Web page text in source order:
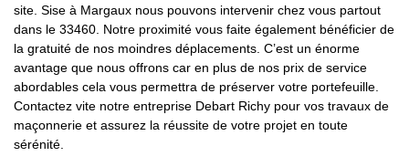
site. Sise à Margaux nous pouvons intervenir chez vous partout
dans le 33460. Notre proximité vous faite également bénéficier de
la gratuité de nos moindres déplacements. C’est un énorme
avantage que nous offrons car en plus de nos prix de service
abordables cela vous permettra de préserver votre portefeuille.
Contactez vite notre entreprise Debart Richy pour vos travaux de
maçonnerie et assurez la réussite de votre projet en toute
sérénité.